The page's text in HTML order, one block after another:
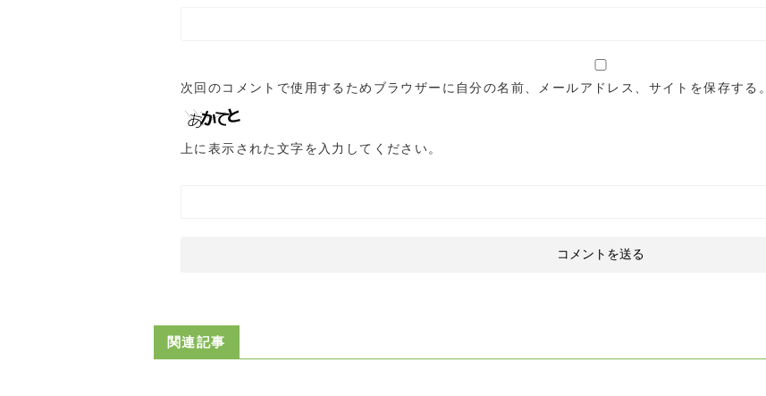
次回のコメントで使用するためブラウザーに自分の名前、メールアドレス、サイトを保存する。
上に表示された文字を入力してください。
関連記事